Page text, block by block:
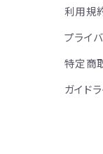
利用規
プライ
特定商
ガイド